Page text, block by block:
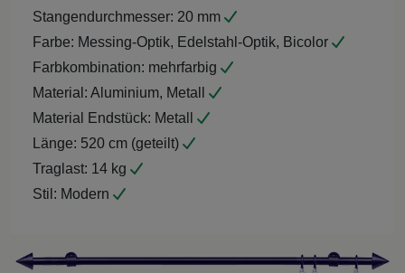
Stangendurchmesser: 20 mm
Farbe: Messing-Optik, Edelstahl-Optik, Bicolor
Farbkombination: mehrfarbig
Material: Aluminium, Metall
Material Endstück: Metall
Länge: 520 cm (geteilt)
Traglast: 14 kg
Stil: Modern